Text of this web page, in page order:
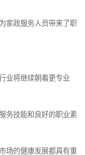
家政服务人员带来了职
业将继续朝着更专业
务技能和良好的职业素
场的健康发展都具有重